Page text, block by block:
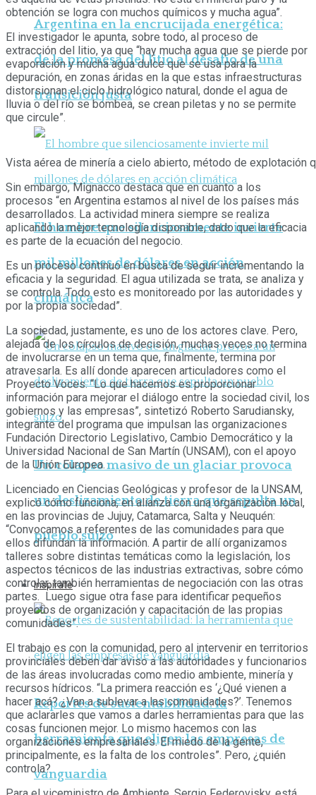
Argentina en la encrucijada energética:
de la promesa del litio al desafío de una
transición justa
El hombre que silenciosamente invierte
mil millones de dólares en acción
climática
Un colapso masivo de un glaciar provoca
un deslizamiento de tierra que sepulta un
pueblo suizo
Inspirate
Reportes de sustentabilidad: la
herramienta que eligen las empresas de
vanguardia
obtención se lo­gra con muchos químicos y mucha agua”.
El investigador le apunta, sobre todo, al proceso de
extracción del litio, ya que “hay mucha agua que se pierde por
evaporación y mucha agua dulce que se usa para la
depuración, en zo­nas áridas en la que estas infraestruc­turas
distorsionan el ciclo hidrológico natural, donde el agua de
lluvia o del río se bombea, se crean piletas y no se permite
que circule”.
Vista aérea de minería a cielo abierto, método de explotación
Sin embargo, Mignacco destaca que en cuanto a los
procesos “en Argen­tina estamos al nivel de los países más
desarrollados. La actividad minera siempre se realiza
aplican­do la mejor tecnología disponible, dado que la eficacia
es parte de la ecuación del negocio.
Es un proceso continuo en busca de seguir incrementando la
eficacia y la seguridad. El agua utilizada se trata, se analiza y
se controla. Todo esto es monitoreado por las autorida­des y
por la propia sociedad”.
La sociedad, justamente, es uno de los actores clave. Pero,
alejada de los círculos de decisión, muchas veces no termina
de involucrarse en un tema que, finalmente, termina por
atravesarla. Es allí donde aparecen articuladores como el
Proyecto Voces. “Lo que hacemos es proporcionar
información para mejorar el diálogo entre la sociedad civil, los
gobiernos y las empresas”, sintetizó Roberto Sarudiansky,
integrante del programa que impulsan las organizaciones
Fun­dación Directorio Legislativo, Cambio Democrático y la
Universidad Nacio­nal de San Martín (UNSAM), con el apoyo
de la Unión Europea.
Licenciado en Ciencias Geológicas y profesor de la UNSAM,
explicó cómo funciona, en alianza con una orga­nización local,
en las provincias de Jujuy, Catamarca, Salta y Neuquén:
“Convocamos a referentes de las comunidades para que
ellos difundan la información. A partir de allí orga­nizamos
talleres sobre distintas temá­ticas como la legislación, los
aspectos técnicos de las industrias extractivas, sobre cómo
controlar, también herra­mientas de negociación con las otras
partes. Luego sigue otra fase para identificar pequeños
proyectos de organización y capacitación de las propias
comunidades”.
El trabajo es con la comunidad, pero al intervenir en territorios
provinciales deben dar aviso a las autoridades y funcionarios
de las áreas involucradas como medio ambiente, minería y
recursos hídricos. “La primera reacción es ‘¿Qué vienen a
hacer acá? ¿Van a sublevar a las comunidades?’. Tenemos
que aclararles que vamos a darles herramientas para que las
cosas funcionen mejor. Lo mismo hacemos con las
organizaciones empresariales. El miedo de la gente,
principalmente, es la falta de los controles”. Pero, ¿quién
controla?